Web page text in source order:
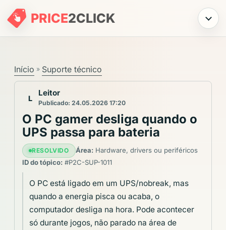
PRICE2CLICK Menu
Início » Suporte técnico
L
Leitor
Publicado: 24.05.2026 17:20
O PC gamer desliga quando o
UPS passa para bateria
RESOLVIDO Área:Hardware, drivers ou periféricos
ID do tópico: #P2C-SUP-1011
O PC está ligado em um UPS/nobreak, mas
quando a energia pisca ou acaba, o
computador desliga na hora. Pode acontecer
só durante jogos, não parado na área de